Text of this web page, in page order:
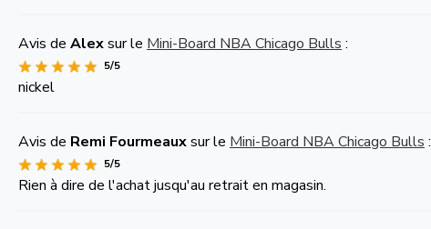
Avis de Alexsur le Mini-Board NBA Chicago Bulls :
5/5
nickel
Avis de Remi Fourmeauxsur le Mini-Board NBA Chicago Bulls :
5/5
Rien à dire de l'achat jusqu'au retrait en magasin.